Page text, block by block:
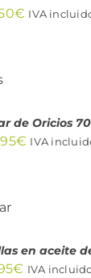
€ IVA
de Oricios
€ IVA
en aceite
€ IVA